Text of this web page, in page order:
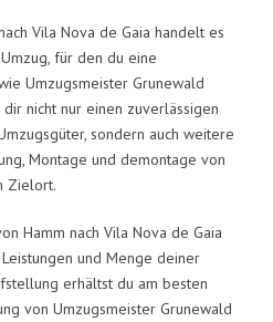
Vila Nova de Gaia handelt es
für den du eine
Umzugsmeister Grunewald
nicht nur einen zuverlässigen
sondern auch weitere
Montage und demontage von
Zielort.
Hamm nach Vila Nova de Gaia
und Menge deiner
erhältst du am besten
von Umzugsmeister Grunewald